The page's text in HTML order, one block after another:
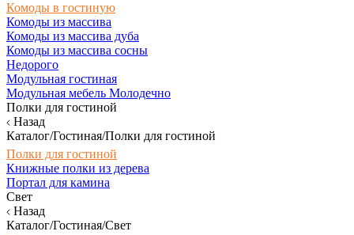
Комоды в гостиную
Комоды из массива
Комоды из массива дуба
Комоды из массива сосны
Недорого
Модульная гостиная
Модульная мебель Молодечно
Полки для гостиной
Назад
Каталог/Гостиная/Полки для гостиной
Полки для гостиной
Книжные полки из дерева
Портал для камина
Свет
Назад
Каталог/Гостиная/Свет